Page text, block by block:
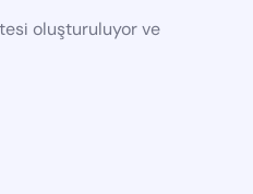
oluşturuluyor ve